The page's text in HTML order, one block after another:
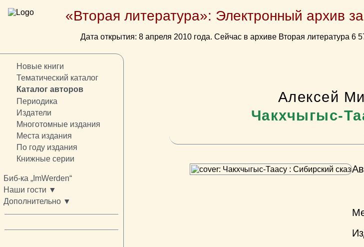
«Вторая литература»: Электронный архив
Дата открытия: 8 апреля 2010 года. Сейчас в архиве Вторая литература 6
Новые книги
Тематический каталог
Каталог авторов
Периодика
Издатели
Многотомные издания
Места издания
По году издания
Книжные серии
Биб-ка „ImWerden“
Наши гости ▼
Дополнительно ▼
Алексей
Чакхчыгыс-